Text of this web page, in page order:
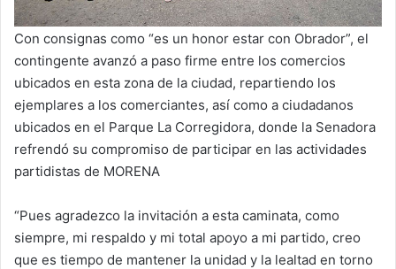
Con consignas como “es un honor estar con Obrador”, el
contingente avanzó a paso firme entre los comercios
ubicados en esta zona de la ciudad, repartiendo los
ejemplares a los comerciantes, así como a ciudadanos
ubicados en el Parque La Corregidora, donde la Senadora
refrendó su compromiso de participar en las actividades
partidistas de MORENA
“Pues agradezco la invitación a esta caminata, como
siempre, mi respaldo y mi total apoyo a mi partido, creo
que es tiempo de mantener la unidad y la lealtad en torno